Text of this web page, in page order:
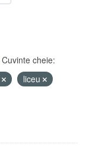
Cuvinte cheie:
liceu